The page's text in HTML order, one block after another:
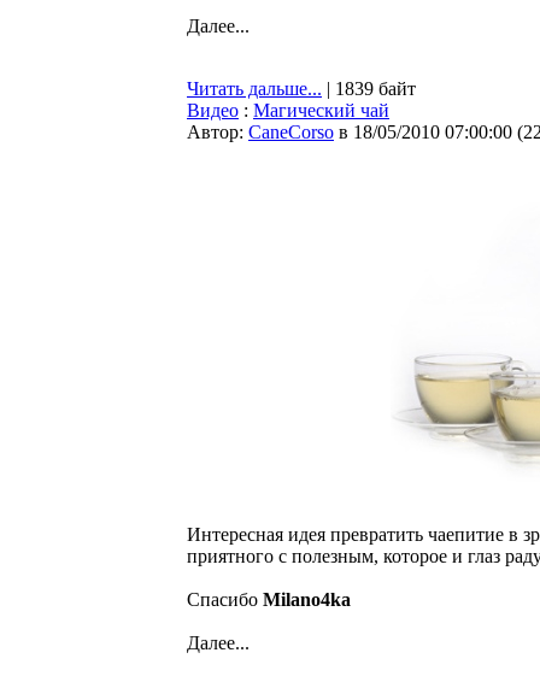
Далее...
Читать дальше... | 1839 байт
Видео : Магический чай
Автор: CaneCorso в 18/05/2010 07:00:00 (
Интересная идея превратить чаепитие в
приятного с полезным, которое и глаз
Спасибо Milano4ka
Далее...